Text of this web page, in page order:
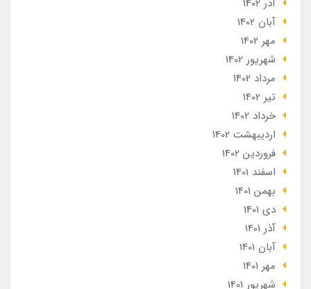
آذر 1402
آبان 1402
مهر 1402
شهریور 1402
مرداد 1402
تير 1402
خرداد 1402
ارديبهشت 1402
فروردین 1402
اسفند 1401
بهمن 1401
دی 1401
آذر 1401
آبان 1401
مهر 1401
شهریور 1401